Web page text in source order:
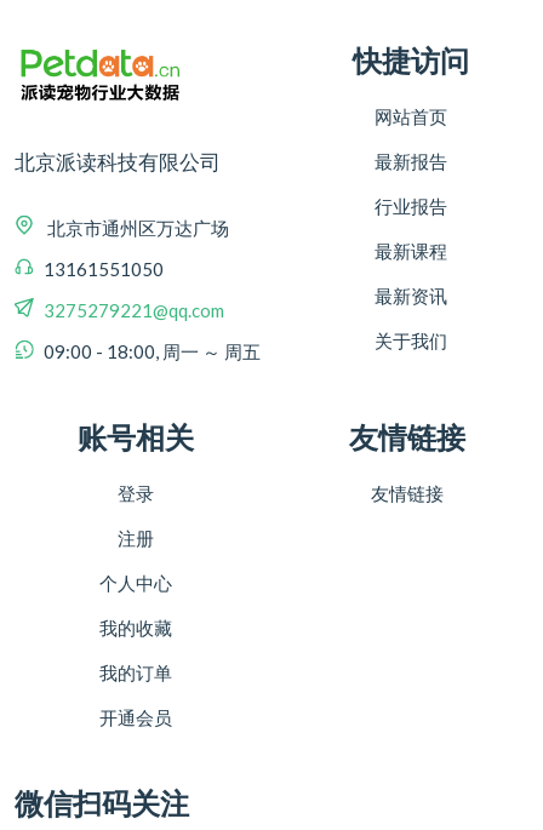
北京派读科技有限公司
北京市通州区万达广场
13161551050
3275279221@qq.com
09:00 - 18:00, 周一 ～ 周五
快捷访问
网站首页
最新报告
行业报告
最新课程
最新资讯
关于我们
账号相关
登录
注册
个人中心
我的收藏
我的订单
开通会员
友情链接
友情链接
微信扫码关注